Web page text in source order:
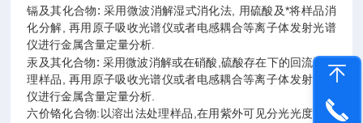
镉及其化合物:采用微波消解湿式消化法
用硫酸及*将样品消
化分解 再用原子吸收光谱仪或者电感耦合等离子体发射光谱
仪进行金属含量定量分析
汞及其化合物: 采用微波消解或在硝酸 硫酸存在下的回流法处
理样品
再用原子吸收光谱仪或者电感耦合等离子体发射光谱
仪进行金属含量定量分析
六价铬化合物: 以溶出法处理样品 在用紫外可见分光光度计进